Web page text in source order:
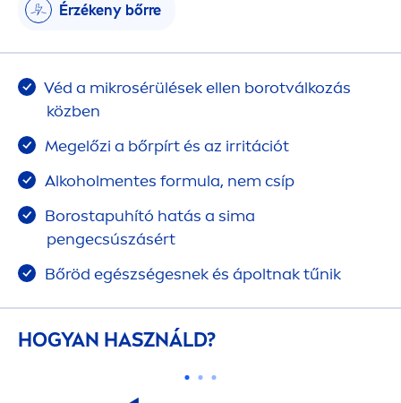
Érzékeny bőrre
Véd a mikrosérülések ellen borotválkozás
közben
Megelőzi a bőrpírt és az irritációt
Alkoholmentes formula, nem csíp
Borostapuhító hatás a sima
pengecsúszásért
Bőröd egészségesnek és ápoltnak tűnik
HOGYAN HASZNÁLD?